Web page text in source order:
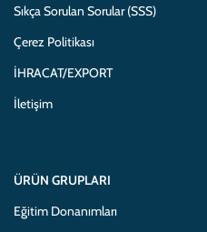
Sıkça Sorulan Sorular (SSS)
Çerez Politikası
İHRACAT/EXPORT
İletişim
ÜRÜN GRUPLARI
Eğitim Donanımları